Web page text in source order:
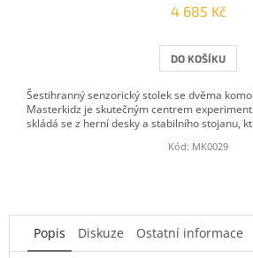
4 685 Kč
DO KOŠÍKU
Šestihranný senzorický stolek se dvěma
Masterkidz je skutečným centrem
skládá se z herní desky a stabilního stojanu,
Kód: MK0029
Popis Diskuze Ostatní informace